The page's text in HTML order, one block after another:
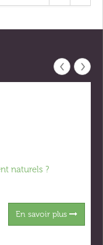
‹ ›
naturels ?
En savoir plus